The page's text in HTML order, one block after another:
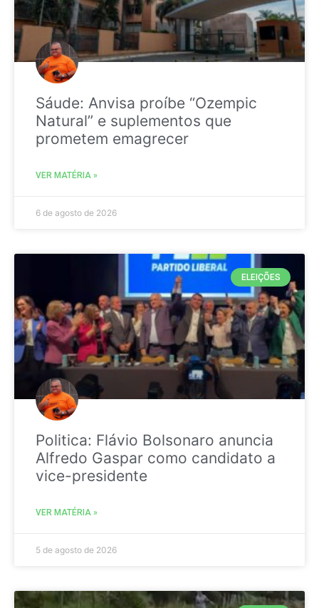
Sáude: Anvisa proíbe “Ozempic
Natural” e suplementos que
prometem emagrecer
VER MATÉRIA »
6 de agosto de 2026
ELEIÇÕES
Politica: Flávio Bolsonaro anuncia
Alfredo Gaspar como candidato a
vice-presidente
VER MATÉRIA »
5 de agosto de 2026